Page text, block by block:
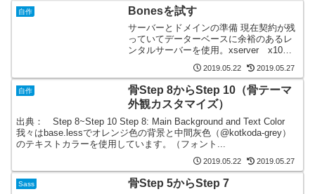
自作 Bonesを試す
サーバーとドメインの準備 現在契約が残
っていてデーターベースに余裕のあるレ
ンタルサーバーを使用。xserver x10プ
ランの残り使用。 ワードプレスインスト
ール先ドメインは、サブドメイン作成し
て使用。使用中ドメインのサブドメイン
を利用。b...
2019.05.22 2019.05.27
自作
骨Step 8からStep 10（骨テーマ
外観カスタマイズ）
出典： Step 8~Step 10 Step 8: Main Background and Text Color
我々はbase.lessでオレンジ色の背景と中間灰色（@kotkoda-grey）
のテキストカラーを使用しています。（フォント...
2019.05.22 2019.05.27
Sass 骨Step 5からStep 7